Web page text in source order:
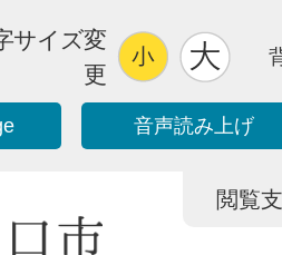
サイズ変
更
音声読み上げ
閲覧